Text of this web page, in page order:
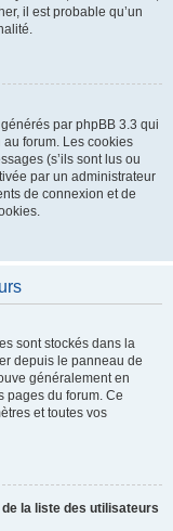
il est probable qu’un
par phpBB 3.3 qui
forum. Les cookies
(s’ils sont lus ou
par un administrateur
de connexion et de
sont stockés dans la
depuis le panneau de
généralement en
pages du forum. Ce
et toutes vos
la liste des utilisateurs